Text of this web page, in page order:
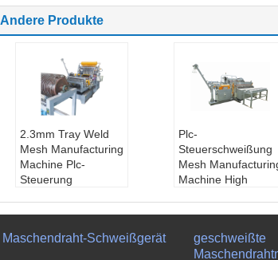
Andere Produkte
2.3mm Tray Weld
Mesh Manufacturing
Machine Plc-
Steuerung
600mm
Plc-
Steuerschweißung
Mesh
Machine High
r::1.3-3.8mm
Maximale Breite::
Maschendraht-Schweißgerät
geschweißte